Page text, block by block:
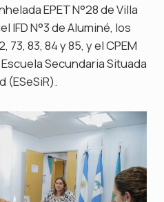
EPET N°28 de Villa
IFD N°3 de Aluminé, los
83, 84 y 85, y el CPEM
Secundaria Situada
(ESeSiR).